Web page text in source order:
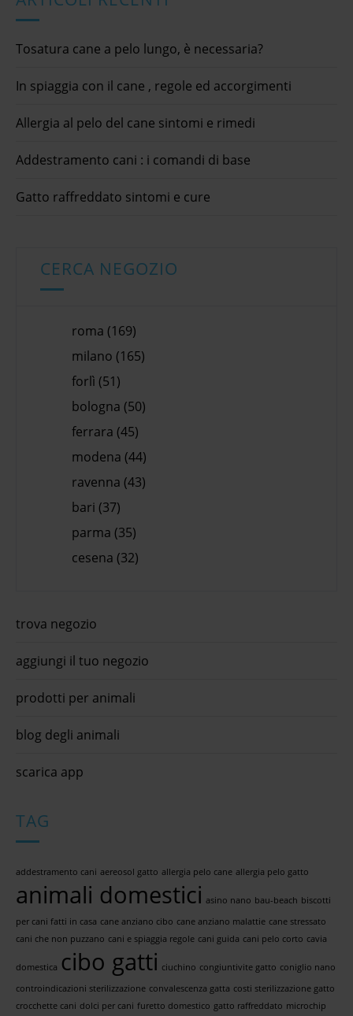
Tosatura cane a pelo lungo, è necessaria?
In spiaggia con il cane , regole ed accorgimenti
Allergia al pelo del cane sintomi e rimedi
Addestramento cani : i comandi di base
Gatto raffreddato sintomi e cure
CERCA NEGOZIO
roma (169)
milano (165)
forlì (51)
bologna (50)
ferrara (45)
modena (44)
ravenna (43)
bari (37)
parma (35)
cesena (32)
trova negozio
aggiungi il tuo negozio
prodotti per animali
blog degli animali
scarica app
TAG
addestramento cani aereosol gatto allergia pelo cane allergia pelo gatto
animali domestici asino nano bau-beach biscotti
per cani fatti in casa cane anziano cibo cane anziano malattie cane stressato
cani che non puzzano cani e spiaggia regole cani guida cani pelo corto cavia
domestica cibo gatti ciuchino congiuntivite gatto coniglio nano
controindicazioni sterilizzazione convalescenza gatta costi sterilizzazione gatto
crocchette cani dolci per cani furetto domestico gatto raffreddato microchip